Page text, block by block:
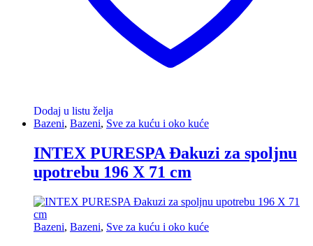
Dodaj u listu želja
Bazeni, Bazeni, Sve za kuću i oko kuće
INTEX PURESPA Đakuzi za spoljnu
upotrebu 196 X 71 cm
Bazeni, Bazeni, Sve za kuću i oko kuće